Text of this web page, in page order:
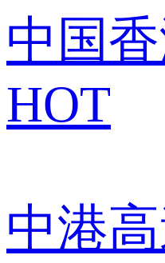
中国
HOT
中港